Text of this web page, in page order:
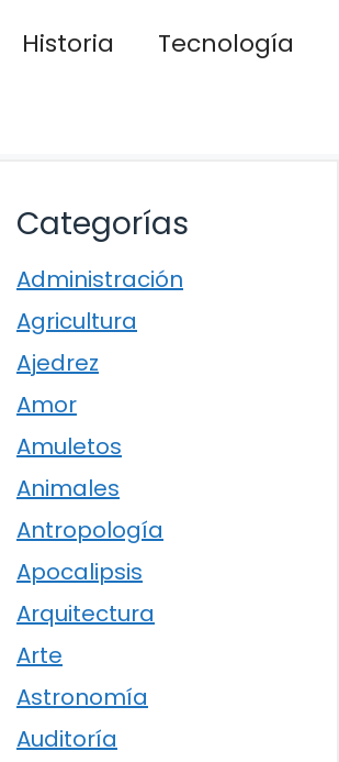
Historia
Tecnología
Categorías
Administración
Agricultura
Ajedrez
Amor
Amuletos
Animales
Antropología
Apocalipsis
Arquitectura
Arte
Astronomía
Auditoría